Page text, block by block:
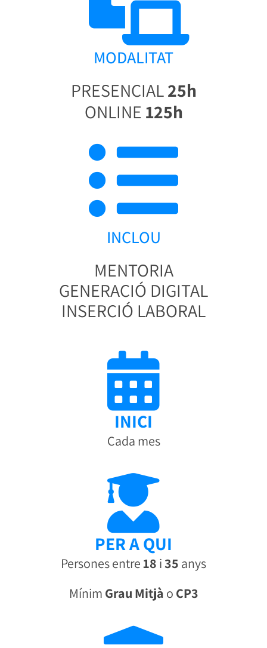
MODALITAT
PRESENCIAL25h
ONLINE 125h
INCLOU
MENTORIA
GENERACIÓ DIGITAL
INSERCIÓ LABORAL
INICI
Cada mes
PER A QUI
Persones entre 18 i35 anys
Mínim Grau Mitjà o CP3